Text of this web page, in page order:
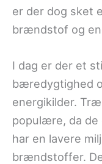
er der dog sket
brændstof og
I dag er der et
bæredygtighed
energikilder.
populære, da
har en lavere
brændstoffer.